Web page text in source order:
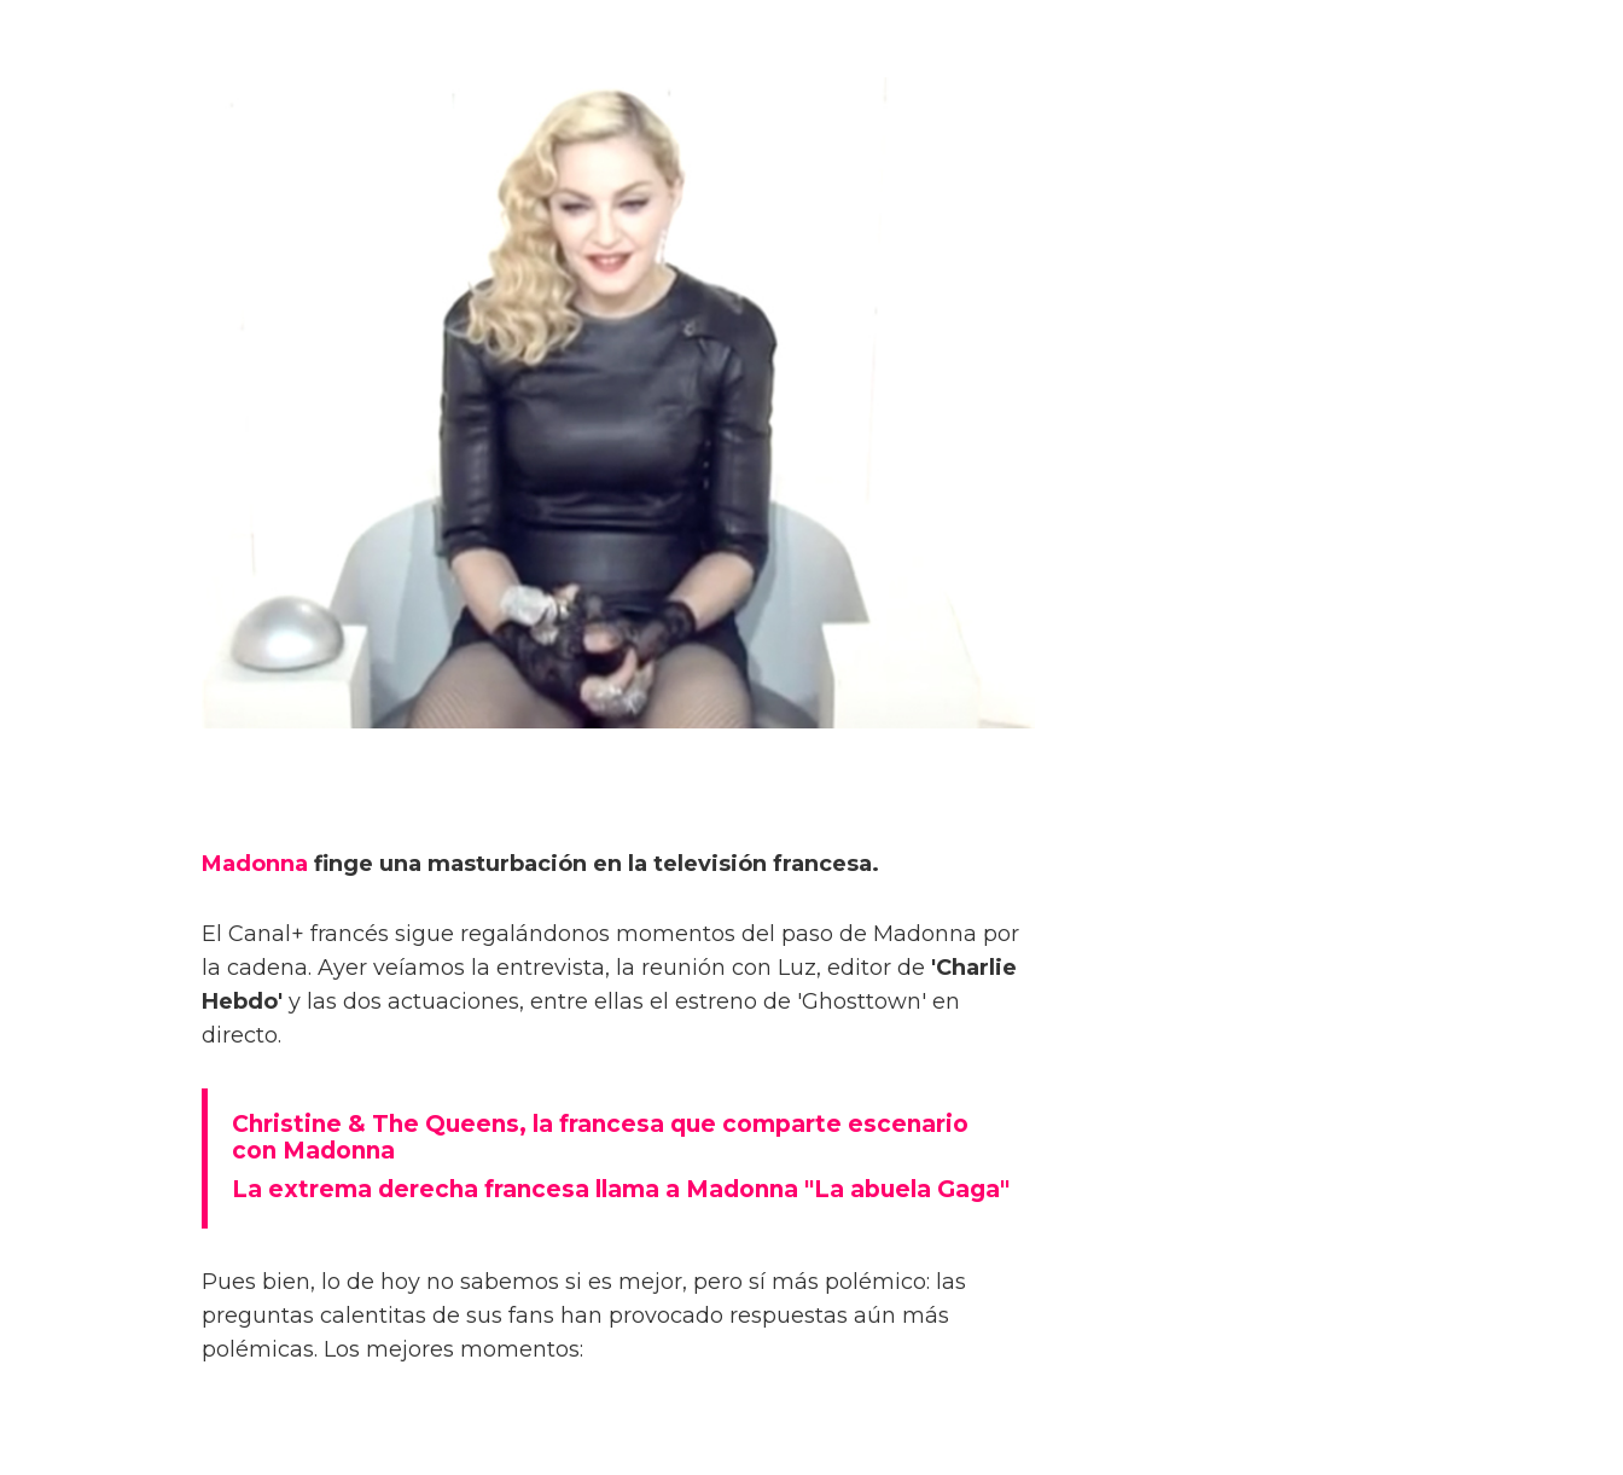
Madonna finge una masturbación en la televisión francesa.
El Canal+ francés sigue regalándonos momentos del paso de Madonna por
la cadena. Ayer veíamos la entrevista, la reunión con Luz, editor de 'Charlie
Hebdo' y las dos actuaciones, entre ellas el estreno de 'Ghosttown' en
directo.
Christine & The Queens, la francesa que comparte escenario
con Madonna
La extrema derecha francesa llama a Madonna "La abuela Gaga"
Pues bien, lo de hoy no sabemos si es mejor, pero sí más polémico: las
preguntas calentitas de sus fans han provocado respuestas aún más
polémicas. Los mejores momentos: